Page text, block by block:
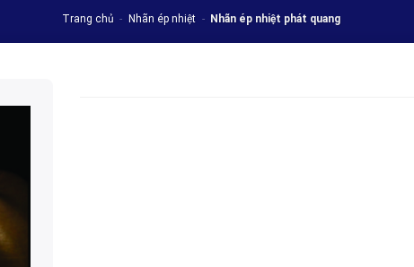
Trang chủ - Nhãn ép nhiệt - Nhãn ép nhiệt phát quang